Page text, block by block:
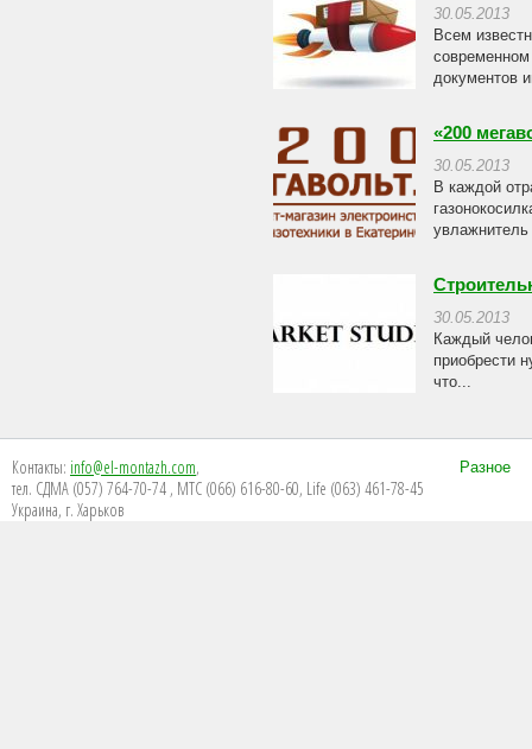
30.05.2013
Всем
современном
документов
«200
30.05.2013
В каждой
30.05.2013
Каждый
приобрести
что...
Контакты: info@el-montazh.com,
тел. СДМА (057) 764-70-74 , МТС (066) 616-80-60, Life (063) 461-78-45
Украина, г. Харьков
Разное